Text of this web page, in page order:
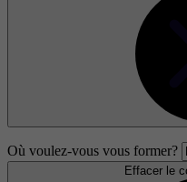
Où voulez-vous vous former?
Effacer le